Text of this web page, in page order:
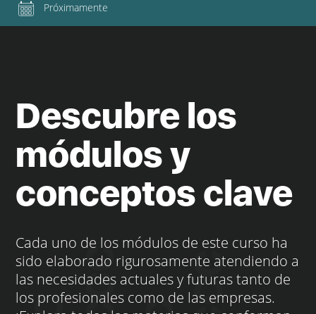
Próximamente
Descubre los
módulos y
conceptos clave
Cada uno de los módulos de este curso ha
sido elaborado rigurosamente atendiendo a
las necesidades actuales y futuras tanto de
los profesionales como de las empresas.